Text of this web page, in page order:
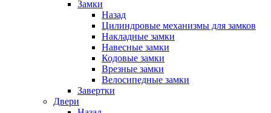
Замки
Назад
Цилиндровые механизмы для замков
Накладные замки
Навесные замки
Кодовые замки
Врезные замки
Велосипедные замки
Завертки
Двери